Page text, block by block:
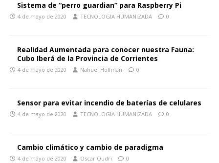
Sistema de “perro guardian” para Raspberry Pi
4 de mayo de 2020 TECNOLOGIA HUMANIZADA 0
Realidad Aumentada para conocer nuestra Fauna:
Cubo Iberá de la Provincia de Corrientes
4 de mayo de 2020 Nahuel Hollman 0
Sensor para evitar incendio de baterías de celulares
4 de mayo de 2020 TECNOLOGIA HUMANIZADA 0
Cambio climático y cambio de paradigma
4 de mayo de 2020 Oscar Oudri 0